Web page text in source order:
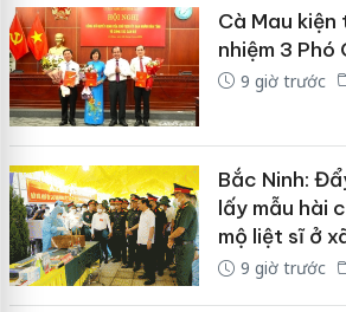
Cà Mau
nhiệm 3 Phó
9 giờ trước
Bắc Ninh:
lấy mẫu hài
mộ liệt sĩ ở
9 giờ trước